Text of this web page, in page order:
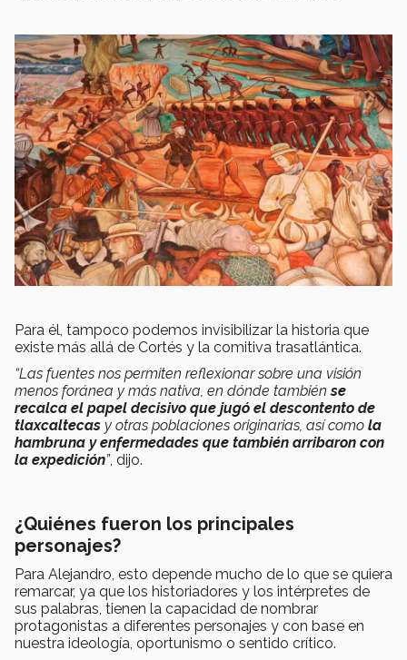
Para él, tampoco podemos invisibilizar la historia que
existe más allá de Cortés y la comitiva trasatlántica.
“Las fuentes nos permiten reflexionar sobre una visión
menos foránea y más nativa, en dónde tambiénse
recalca el papel decisivo que jugó el descontento de
tlaxcaltecas y otras poblaciones originarias, así como la
hambruna y enfermedades que también arribaron con
la expedición”, dijo.
¿Quiénes fueron los principales
personajes?
Para Alejandro, esto depende mucho de lo que se quiera
remarcar, ya que los historiadores y los intérpretes de
sus palabras, tienen la capacidad de nombrar
protagonistas a diferentes personajes y con base en
nuestra ideología, oportunismo o sentido crítico.